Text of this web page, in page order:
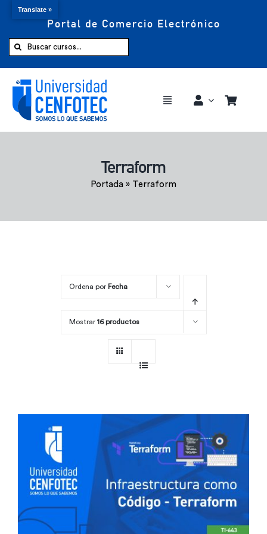
Portal de Comercio Electrónico
Buscar:
Toggle
Comprar ahora
Terraform
Portada » Terraform
Ordena por Fecha
Mostrar 16 productos
Translate »